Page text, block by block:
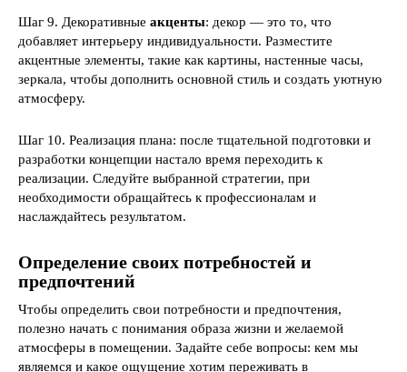
Шаг 9. Декоративные акценты: декор — это то, что
добавляет интерьеру индивидуальности. Разместите
акцентные элементы, такие как картины, настенные часы,
зеркала, чтобы дополнить основной стиль и создать уютную
атмосферу.
Шаг 10. Реализация плана: после тщательной подготовки и
разработки концепции настало время переходить к
реализации. Следуйте выбранной стратегии, при
необходимости обращайтесь к профессионалам и
наслаждайтесь результатом.
Определение своих потребностей и
предпочтений
Чтобы определить свои потребности и предпочтения,
полезно начать с понимания образа жизни и желаемой
атмосферы в помещении. Задайте себе вопросы: кем мы
являемся и какое ощущение хотим переживать в